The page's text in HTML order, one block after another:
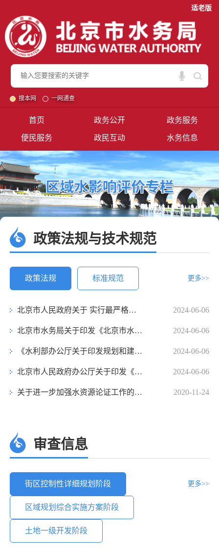
适老版
搜本网 一网通查
首页 政务公开 政务服务
便民服务 政民互动 水务信息
政策法规与技术规范
政策法规 标准规范
北京市人民政府关于 实行最严格水资源管理制度的意见 2024-06-06
北京市水务局关于印发《北京市水资源保障规划（2020年-2035年）》的通知 2024-06-06
《水利部办公厅关于印发规划和建设项目节水评价技术要求的通知》（办节约〔2019〕206号） 2024-06-06
北京市人民政府办公厅关于印发《北京市全面优化营商环境助力企业高质量发展实施方案》的通知 2024-06-06
关于进一步加强水资源论证工作的意见 2020-11-24
更多>>
审查信息
街区控制性详细规划阶段
区域规划综合实施方案阶段
土地一级开发阶段
更多>>